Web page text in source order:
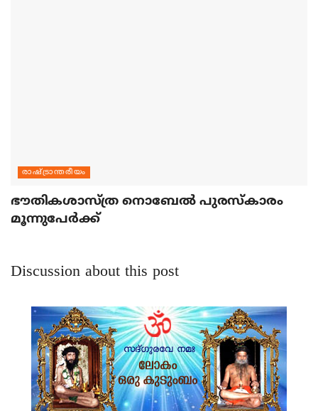
രാഷ്ട്രാന്തരീയം
ഭൗതികശാസ്ത്ര നൊബേല്‍ പുരസ്‌കാരം
മൂന്നുപേര്‍ക്ക്
Discussion about this post